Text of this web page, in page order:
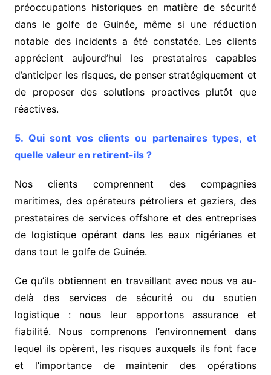
préoccupations historiques en matière de sécurité
dans le golfe de Guinée, même si une réduction
notable des incidents a été constatée. Les clients
apprécient aujourd’hui les prestataires capables
d’anticiper les risques, de penser stratégiquement et
de proposer des solutions proactives plutôt que
réactives.
5. Qui sont vos clients ou partenaires types, et
quelle valeur en retirent-ils ?
Nos clients comprennent des compagnies
maritimes, des opérateurs pétroliers et gaziers, des
prestataires de services offshore et des entreprises
de logistique opérant dans les eaux nigérianes et
dans tout le golfe de Guinée.
Ce qu’ils obtiennent en travaillant avec nous va au-
delà des services de sécurité ou du soutien
logistique : nous leur apportons assurance et
fiabilité. Nous comprenons l’environnement dans
lequel ils opèrent, les risques auxquels ils font face
et l’importance de maintenir des opérations